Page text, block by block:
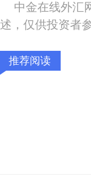
中金在线外汇
述，仅供投资者
推荐阅读